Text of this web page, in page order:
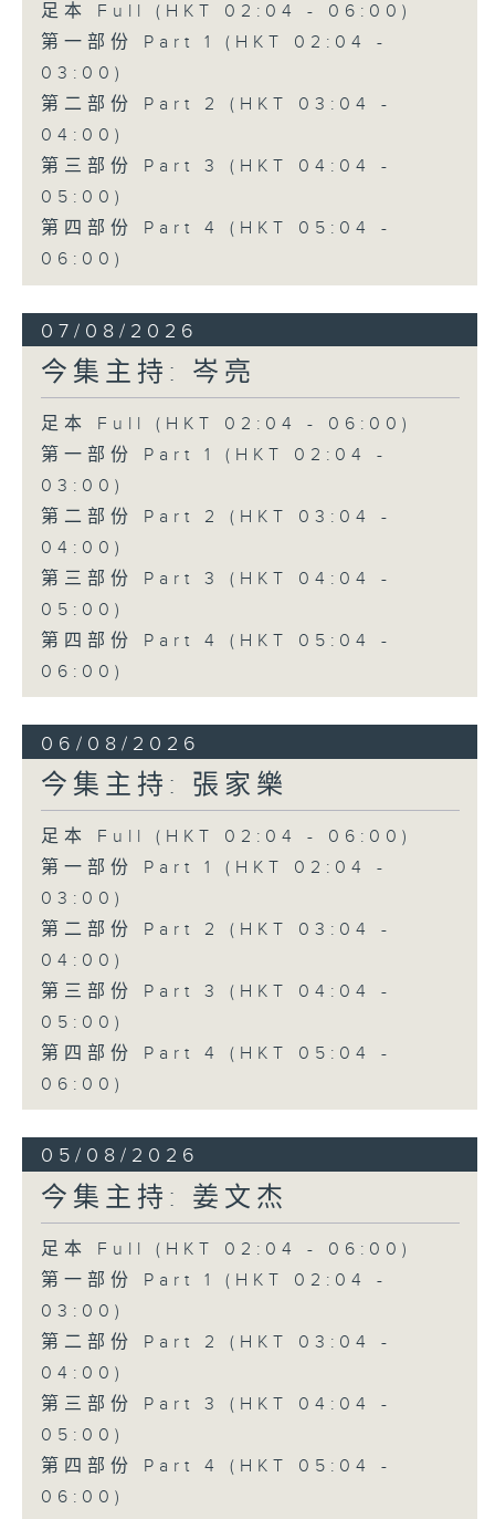
足本 Full (HKT 02:04 - 06:00)
第一部份 Part 1 (HKT 02:04 -
03:00)
第二部份 Part 2 (HKT 03:04 -
04:00)
第三部份 Part 3 (HKT 04:04 -
05:00)
第四部份 Part 4 (HKT 05:04 -
06:00)
07/08/2026
今集主持: 岑亮
足本 Full (HKT 02:04 - 06:00)
第一部份 Part 1 (HKT 02:04 -
03:00)
第二部份 Part 2 (HKT 03:04 -
04:00)
第三部份 Part 3 (HKT 04:04 -
05:00)
第四部份 Part 4 (HKT 05:04 -
06:00)
06/08/2026
今集主持: 張家樂
足本 Full (HKT 02:04 - 06:00)
第一部份 Part 1 (HKT 02:04 -
03:00)
第二部份 Part 2 (HKT 03:04 -
04:00)
第三部份 Part 3 (HKT 04:04 -
05:00)
第四部份 Part 4 (HKT 05:04 -
06:00)
05/08/2026
今集主持: 姜文杰
足本 Full (HKT 02:04 - 06:00)
第一部份 Part 1 (HKT 02:04 -
03:00)
第二部份 Part 2 (HKT 03:04 -
04:00)
第三部份 Part 3 (HKT 04:04 -
05:00)
第四部份 Part 4 (HKT 05:04 -
06:00)